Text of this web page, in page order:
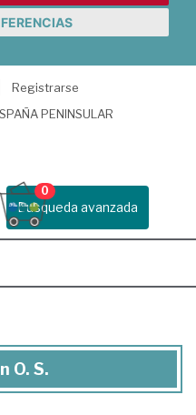
Registrarse
PENINSULAR
Busqueda avanzada
0
O. S.